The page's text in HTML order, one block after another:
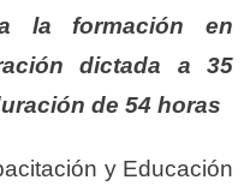
la formación en
dictada a 35
de 54 horas
y Educación